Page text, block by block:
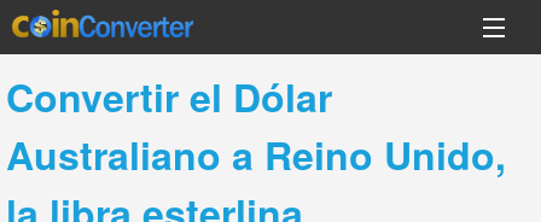
Convertir el Dólar
Australiano a Reino Unido,